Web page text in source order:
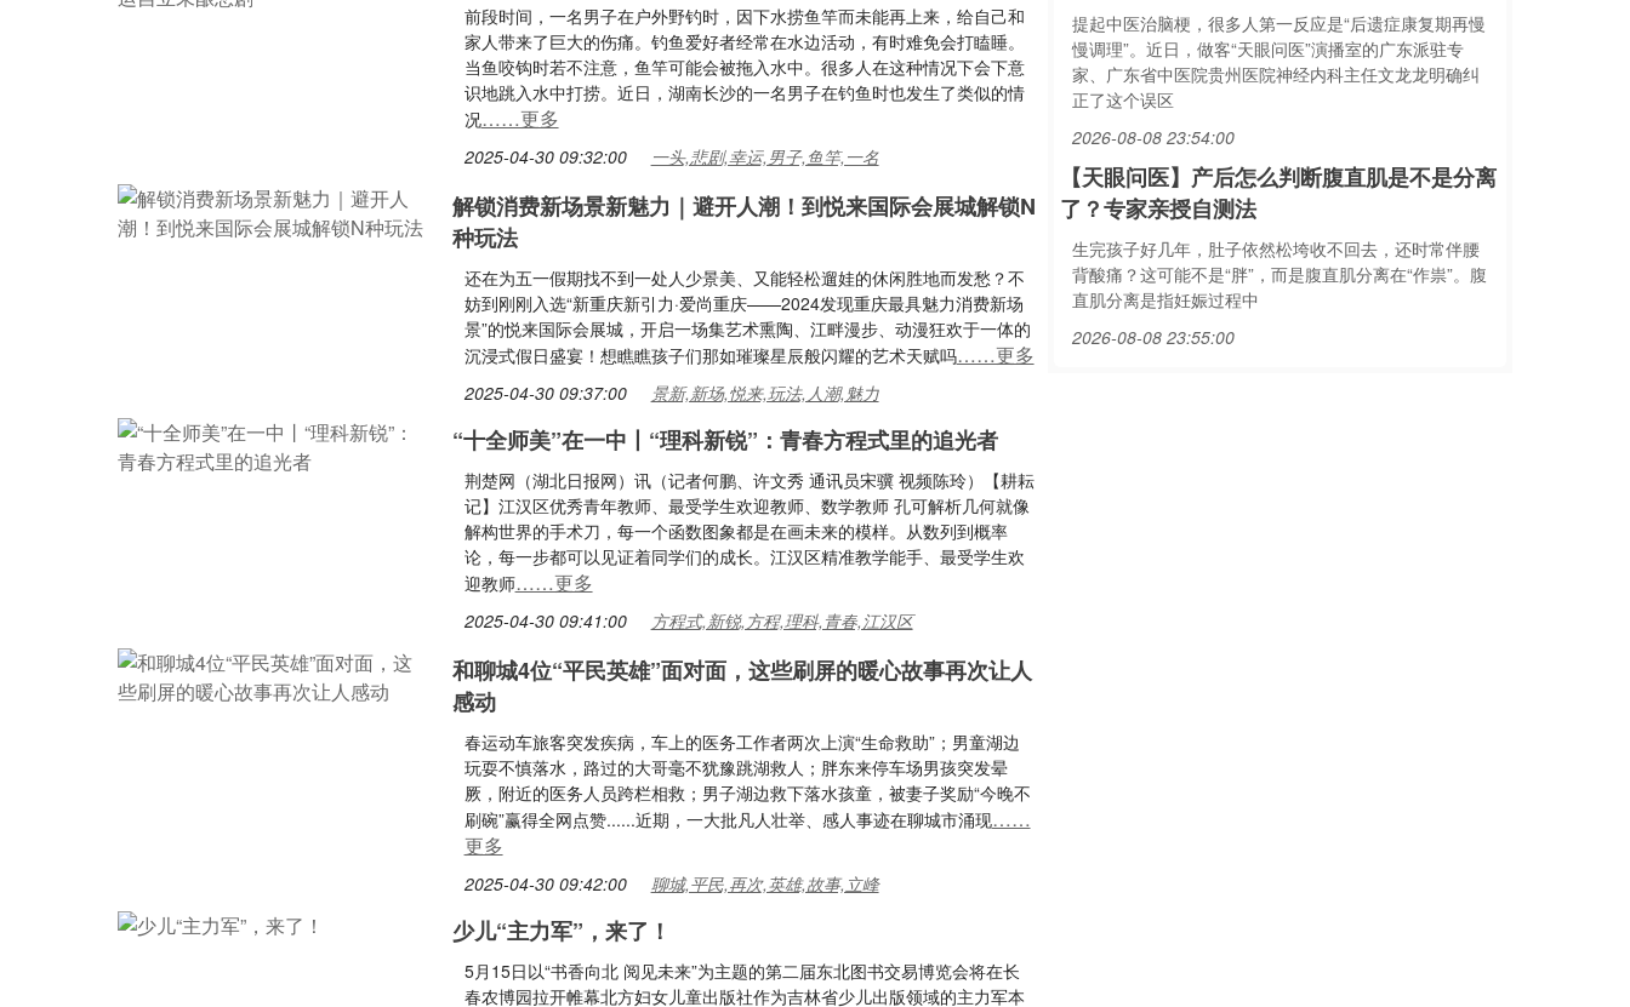
前段时间，一名男子在户外野钓时，因下水捞鱼竿而未能再上来，给自己和
家人带来了巨大的伤痛。钓鱼爱好者经常在水边活动，有时难免会打瞌睡。
当鱼咬钩时若不注意，鱼竿可能会被拖入水中。很多人在这种情况下会下意
识地跳入水中打捞。近日，湖南长沙的一名男子在钓鱼时也发生了类似的情
况……更多
2025-04-30 09:32:00 一头,悲剧,幸运,男子,鱼竿,一名
解锁消费新场景新魅力｜避开人潮！到悦来国际会展城解锁N
种玩法
还在为五一假期找不到一处人少景美、又能轻松遛娃的休闲胜地而发愁？不
妨到刚刚入选“新重庆新引力·爱尚重庆——2024发现重庆最具魅力消费新场
景”的悦来国际会展城，开启一场集艺术熏陶、江畔漫步、动漫狂欢于一体的
沉浸式假日盛宴！想瞧瞧孩子们那如璀璨星辰般闪耀的艺术天赋吗……更多
2025-04-30 09:37:00 景新,新场,悦来,玩法,人潮,魅力
“十全师美”在一中丨“理科新锐”：青春方程式里的追光者
荆楚网（湖北日报网）讯（记者何鹏、许文秀 通讯员宋骥 视频陈玲）【耕耘
记】江汉区优秀青年教师、最受学生欢迎教师、数学教师 孔可解析几何就像
解构世界的手术刀，每一个函数图象都是在画未来的模样。从数列到概率
论，每一步都可以见证着同学们的成长。江汉区精准教学能手、最受学生欢
迎教师……更多
2025-04-30 09:41:00 方程式,新锐,方程,理科,青春,江汉区
和聊城4位“平民英雄”面对面，这些刷屏的暖心故事再次让人
感动
春运动车旅客突发疾病，车上的医务工作者两次上演“生命救助”；男童湖边
玩耍不慎落水，路过的大哥毫不犹豫跳湖救人；胖东来停车场男孩突发晕
厥，附近的医务人员跨栏相救；男子湖边救下落水孩童，被妻子奖励“今晚不
刷碗”赢得全网点赞......近期，一大批凡人壮举、感人事迹在聊城市涌现……
更多
2025-04-30 09:42:00 聊城,平民,再次,英雄,故事,立峰
少儿“主力军”，来了！
5月15日以“书香向北 阅见未来”为主题的第二届东北图书交易博览会将在长
春农博园拉开帷幕北方妇女儿童出版社作为吉林省少儿出版领域的主力军本
提起中医治脑梗，很多人第一反应是“后遗症康复期再慢
慢调理”。近日，做客“天眼问医”演播室的广东派驻专
家、广东省中医院贵州医院神经内科主任文龙龙明确纠
正了这个误区
2026-08-08 23:54:00
【天眼问医】产后怎么判断腹直肌是不是分离
了？专家亲授自测法
生完孩子好几年，肚子依然松垮收不回去，还时常伴腰
背酸痛？这可能不是“胖”，而是腹直肌分离在“作祟”。腹
直肌分离是指妊娠过程中
2026-08-08 23:55:00